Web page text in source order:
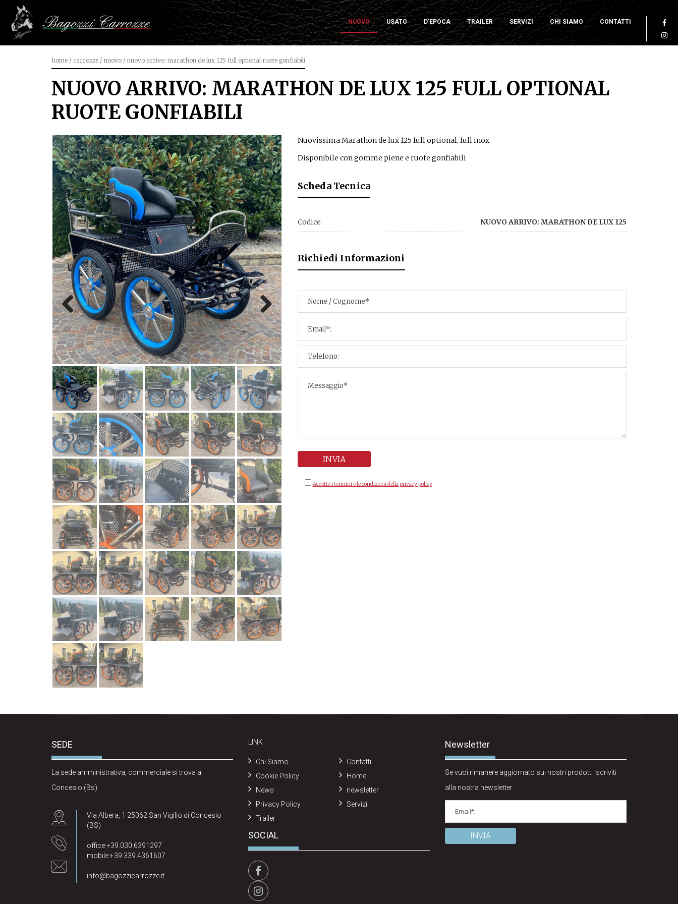
NUOVO USATO D’EPOCA TRAILER SERVIZI CHI SIAMO CONTATTI
home / carrozze / nuovo / nuovo arrivo: marathon de lux 125 full optional ruote gonfiabili
NUOVO ARRIVO: MARATHON DE LUX 125 FULL OPTIONAL
RUOTE GONFIABILI
Previous Next
Nuovissima Marathon de lux 125 full optional, full inox.
Disponibile con gomme piene e ruote gonfiabili
Scheda Tecnica
Codice NUOVO ARRIVO: MARATHON DE LUX 125
Richiedi Informazioni
Accetto i termini e le condizioni della privacy policy
SEDE
La sede amministrativa, commerciale si trova a
Concesio (Bs)
Via Albera, 1 25062 San Vigilio di Concesio
(BS)
office:+39.030.6391297
mobile:+39.339.4361607
info@bagozzicarrozze.it
LINK
Chi Siamo
Contatti
Cookie Policy
Home
News
newsletter
Privacy Policy
Servizi
Trailer
SOCIAL
Newsletter
Se vuoi rimanere aggiornato sui nostri prodotti iscriviti
alla nostra newsletter